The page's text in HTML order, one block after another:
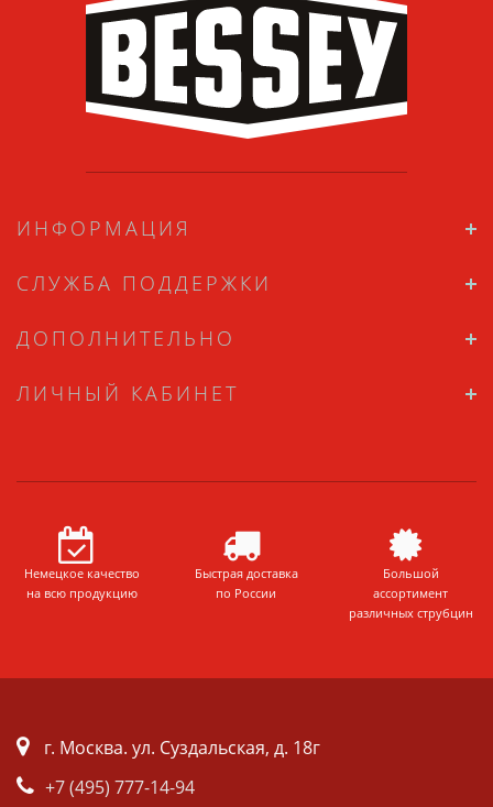
ИНФОРМАЦИЯ
СЛУЖБА ПОДДЕРЖКИ
ДОПОЛНИТЕЛЬНО
ЛИЧНЫЙ КАБИНЕТ
Немецкое качество
на всю продукцию
Быстрая доставка
по России
Большой
ассортимент
различных струбцин
г. Москва. ул. Суздальская, д. 18г
+7 (495) 777-14-94